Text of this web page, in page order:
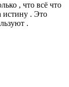
, что всё что
истину . Это
.